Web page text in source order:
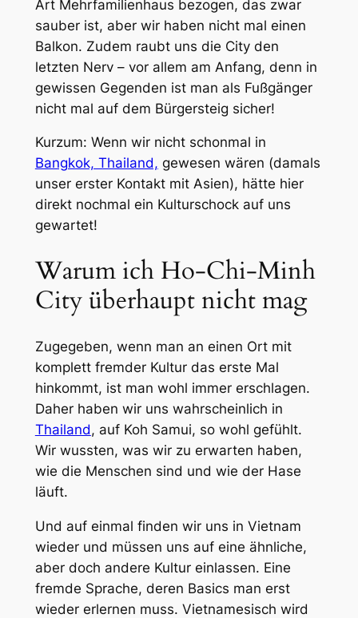
Art Mehrfamilienhaus bezogen, das zwar
sauber ist, aber wir haben nicht mal einen
Balkon. Zudem raubt uns die City den
letzten Nerv – vor allem am Anfang, denn in
gewissen Gegenden ist man als Fußgänger
nicht mal auf dem Bürgersteig sicher!
Kurzum: Wenn wir nicht schonmal in
Bangkok, Thailand, gewesen wären (damals
unser erster Kontakt mit Asien), hätte hier
direkt nochmal ein Kulturschock auf uns
gewartet!
Warum ich Ho-Chi-Minh
City überhaupt nicht mag
Zugegeben, wenn man an einen Ort mit
komplett fremder Kultur das erste Mal
hinkommt, ist man wohl immer erschlagen.
Daher haben wir uns wahrscheinlich in
Thailand, auf Koh Samui, so wohl gefühlt.
Wir wussten, was wir zu erwarten haben,
wie die Menschen sind und wie der Hase
läuft.
Und auf einmal finden wir uns in Vietnam
wieder und müssen uns auf eine ähnliche,
aber doch andere Kultur einlassen. Eine
fremde Sprache, deren Basics man erst
wieder erlernen muss. Vietnamesisch wird